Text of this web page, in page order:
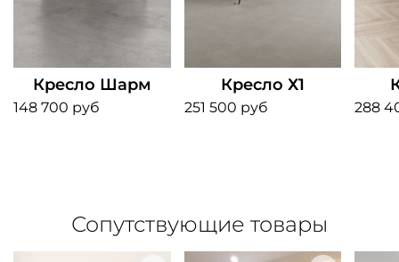
Кресло Шарм
148 700 руб
Кресло Х1
251 500 руб 288
Сопутствующие товары